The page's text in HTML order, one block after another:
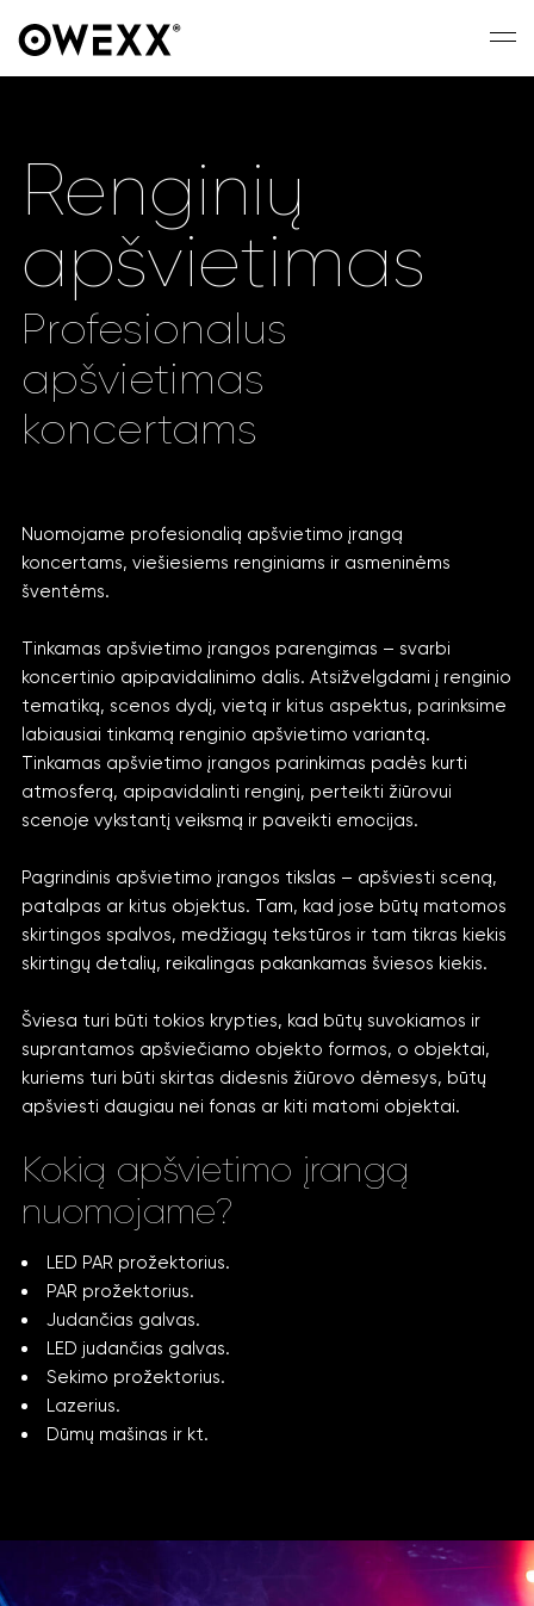
Renginių
apšvietimas
Profesionalus
apšvietimas
koncertams
Nuomojame profesionalią apšvietimo įrangą
koncertams, viešiesiems renginiams ir asmeninėms
šventėms.
Tinkamas apšvietimo įrangos parengimas – svarbi
koncertinio apipavidalinimo dalis. Atsižvelgdami į renginio
tematiką, scenos dydį, vietą ir kitus aspektus, parinksime
labiausiai tinkamą renginio apšvietimo variantą.
Tinkamas apšvietimo įrangos parinkimas padės kurti
atmosferą, apipavidalinti renginį, perteikti žiūrovui
scenoje vykstantį veiksmą ir paveikti emocijas.
Pagrindinis apšvietimo įrangos tikslas – apšviesti sceną,
patalpas ar kitus objektus. Tam, kad jose būtų matomos
skirtingos spalvos, medžiagų tekstūros ir tam tikras kiekis
skirtingų detalių, reikalingas pakankamas šviesos kiekis.
Šviesa turi būti tokios krypties, kad būtų suvokiamos ir
suprantamos apšviečiamo objekto formos, o objektai,
kuriems turi būti skirtas didesnis žiūrovo dėmesys, būtų
apšviesti daugiau nei fonas ar kiti matomi objektai.
Kokią apšvietimo įrangą
nuomojame?
LED PAR prožektorius.
PAR prožektorius.
Judančias galvas.
LED judančias galvas.
Sekimo prožektorius.
Lazerius.
Dūmų mašinas ir kt.